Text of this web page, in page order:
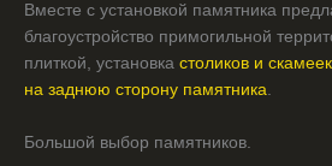
Вместе с установкой памятника
благоустройство примогильной
плиткой, установка столиков и скамеек
на заднюю сторону памятника.
Большой выбор памятников.